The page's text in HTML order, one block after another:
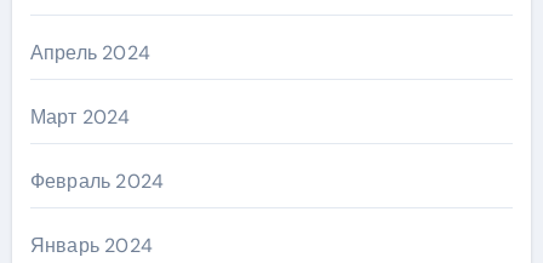
Апрель 2024
Март 2024
Февраль 2024
Январь 2024